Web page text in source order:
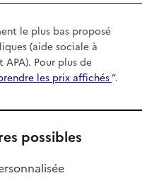
le plus bas proposé
(aide sociale à
Pour plus de
les prix affichés”.
possibles